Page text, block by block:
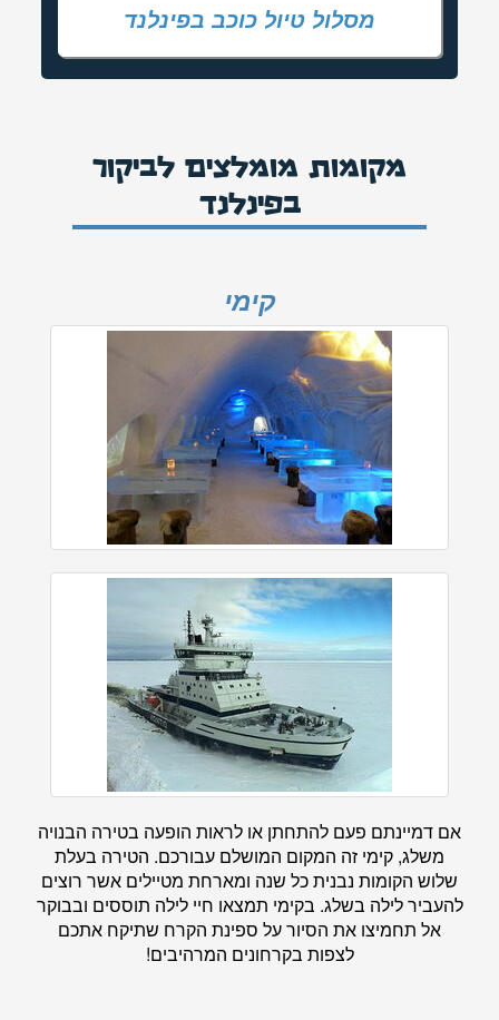
מסלול טיול כוכב בפינלנד
מקומות מומלצים לביקור
בפינלנד
קימי
אם דמיינתם פעם להתחתן או לראות הופעה בטירה הבנויה
משלג, קימי זה המקום המושלם עבורכם. הטירה בעלת
שלוש הקומות נבנית כל שנה ומארחת מטיילים אשר רוצים
להעביר לילה בשלג. בקימי תמצאו חיי לילה תוססים ובבוקר
אל תחמיצו את הסיור על ספינת הקרח שתיקח אתכם
לצפות בקרחונים המרהיבים!